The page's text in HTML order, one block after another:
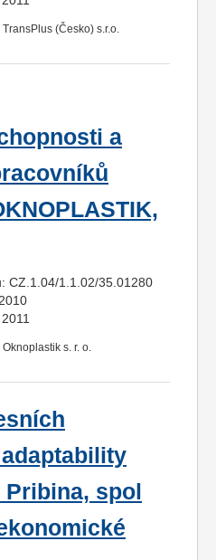
TransPlus (Česko) s.r.o.
a
CZ.1.04/1.1.02/35.01280
Oknoplastik s. r. o.
Pribina, spol